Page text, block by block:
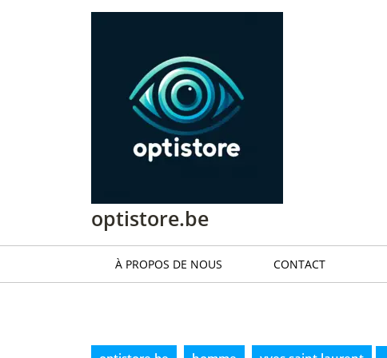
optistore.be
À PROPOS DE NOUS CONTACT